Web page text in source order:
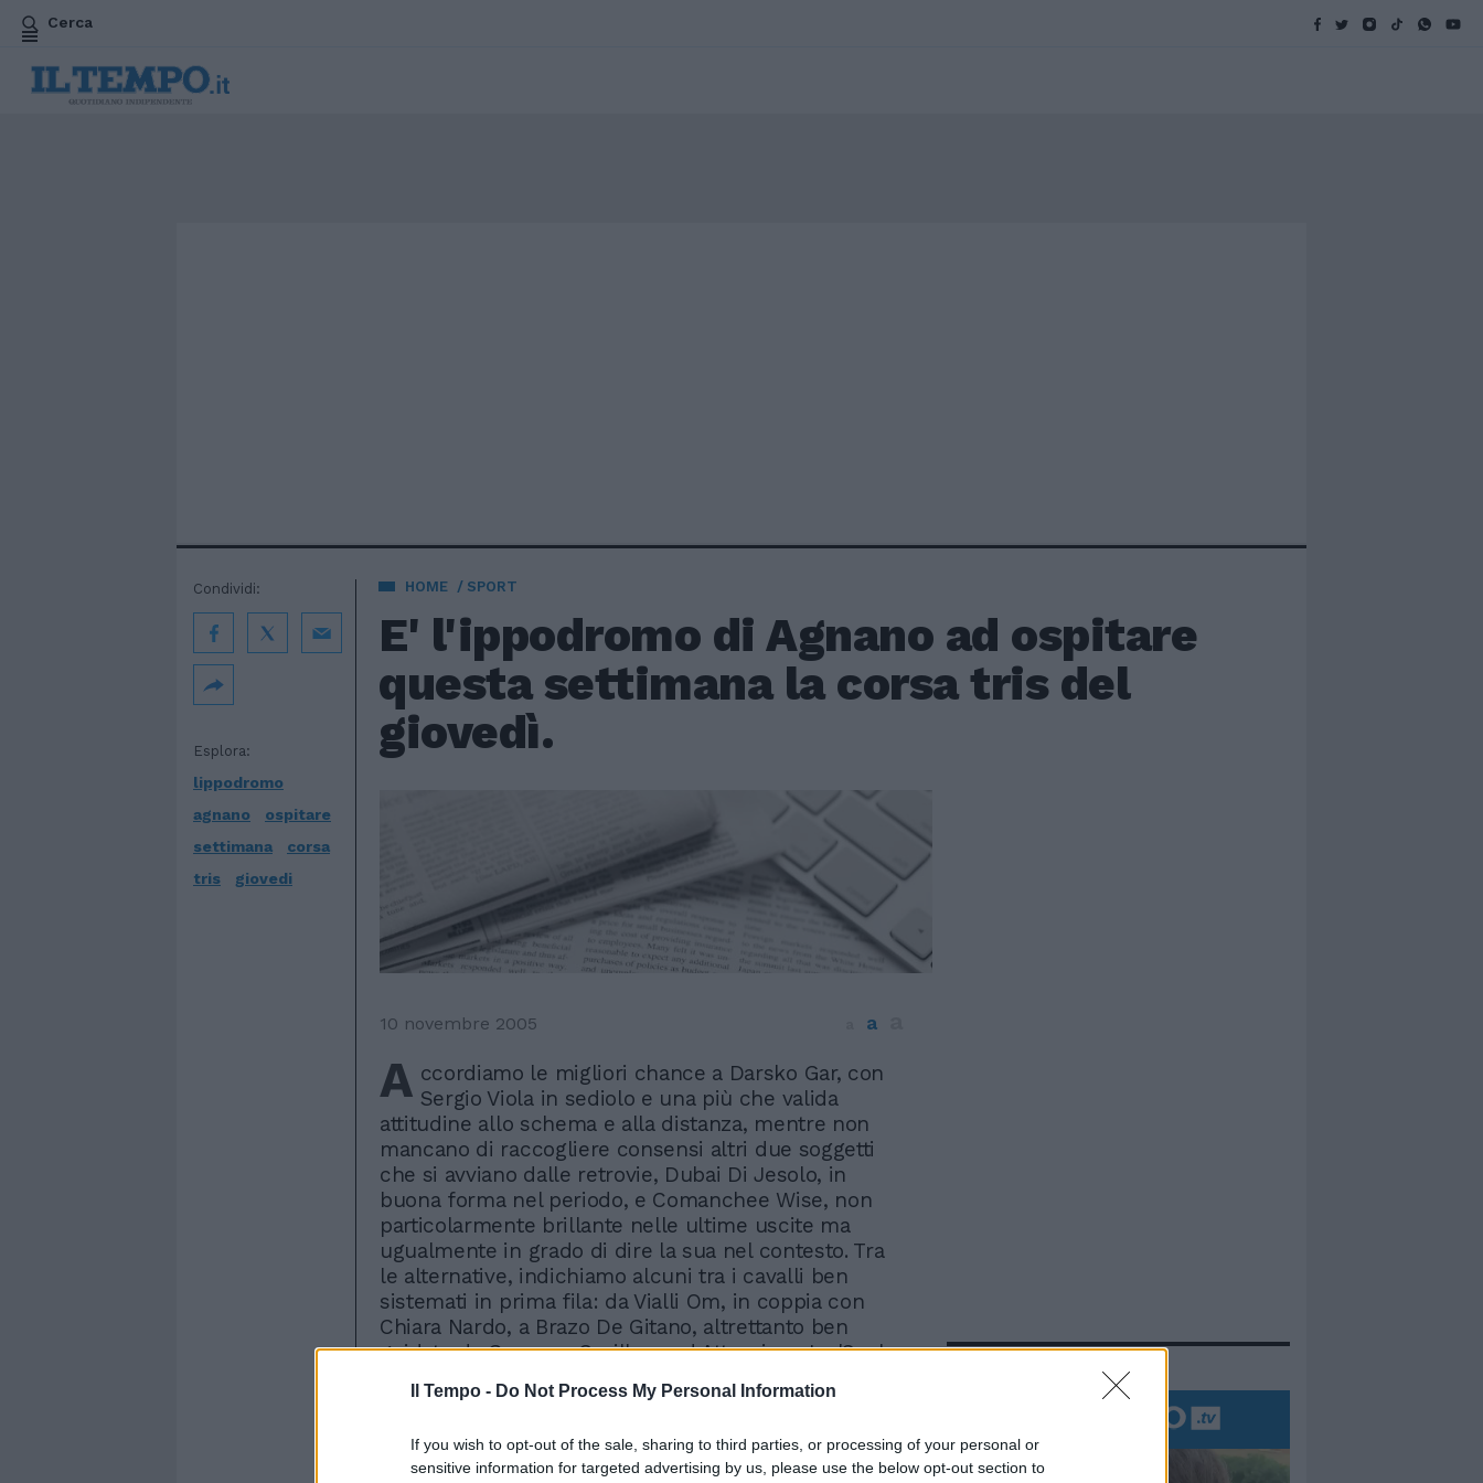
Il Tempo - Do Not Process My Personal Information
If you wish to opt-out of the sale, sharing to third parties, or processing of your personal or
sensitive information for targeted advertising by us, please use the below opt-out section to
Cerca
HOME SPORT
E' l'ippodromo di Agnano ad ospitare
questa settimana la corsa tris del
giovedì.
Esplora:
lippodromo
agnano
ospitare
settimana
corsa
tris
giovedi
Condividi:
10 novembre 2005 a
A ccordiamo le migliori chance a Darsko Gar, con
Sergio Viola in sediolo e una più che valida
attitudine allo schema e alla distanza, mentre non
mancano di raccogliere consensi altri due soggetti
che si avviano dalle retrovie, Dubai Di Jesolo, in
buona forma nel periodo, e Comanchee Wise, non
particolarmente brillante nelle ultime uscite ma
ugualmente in grado di dire la sua nel contesto. Tra
le alternative, indichiamo alcuni tra i cavalli ben
sistemati in prima fila: da Vialli Om, in coppia con
Chiara Nardo, a Brazo De Gitano, altrettanto ben
guidato da Gennaro Casillo, e ad Attoprimo Joe'S, che
proprio dalla favorevole posizione può trarre il
vantaggio decisivo ai fini di un inserimento. TRIS
Nicaragua - Invito ? 22.660 - mt. 1600 ore 18,45 1.